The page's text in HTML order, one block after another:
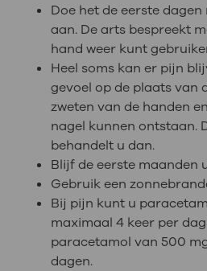
Doe het de eerste
aan. De arts bespreekt
hand weer kunt
Heel soms kan er pijn
gevoel op de plaats van
zweten van de handen
nagel kunnen ontstaan.
behandelt u dan.
Blijf de eerste maanden
Gebruik een
Bij pijn kunt u
maximaal 4 keer per
paracetamol van 500
dagen.